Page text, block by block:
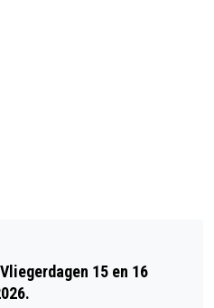
EVENT VAN
KANT IN DE
15 en 16